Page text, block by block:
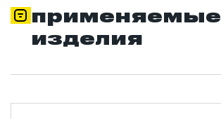
применяемые
изделия